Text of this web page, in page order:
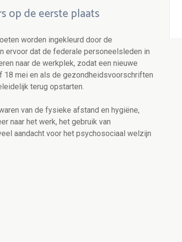
op de eerste plaats
worden ingekleurd door de
ervoor dat de federale personeelsleden in
naar de werkplek, zodat een nieuwe
18 mei en als de gezondheidsvoorschriften
terug opstarten.
van de fysieke afstand en hygiëne,
naar het werk, het gebruik van
aandacht voor het psychosociaal welzijn